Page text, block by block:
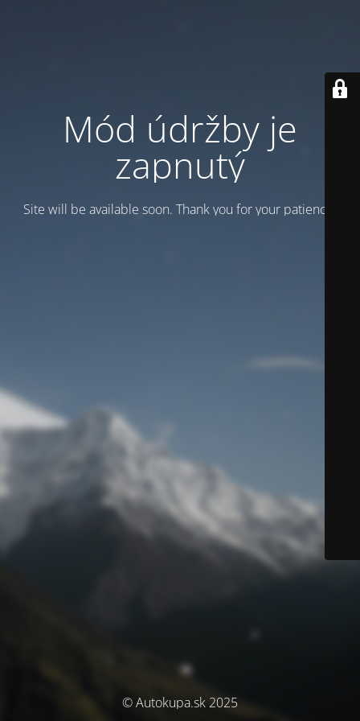
Mód údržby je
zapnutý
Site will be available soon. Thank you for your patience!
© Autokupa.sk 2025